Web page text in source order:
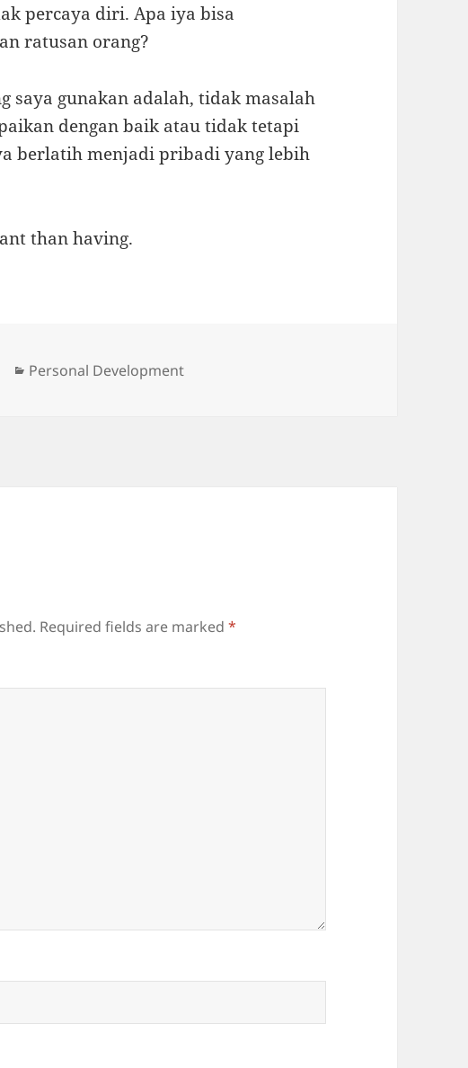
percaya diri. Apa iya bisa
ratusan orang?
saya gunakan adalah, tidak masalah
dengan baik atau tidak tetapi
berlatih menjadi pribadi yang lebih
than having.
Categories
Personal Development
Required fields are marked*